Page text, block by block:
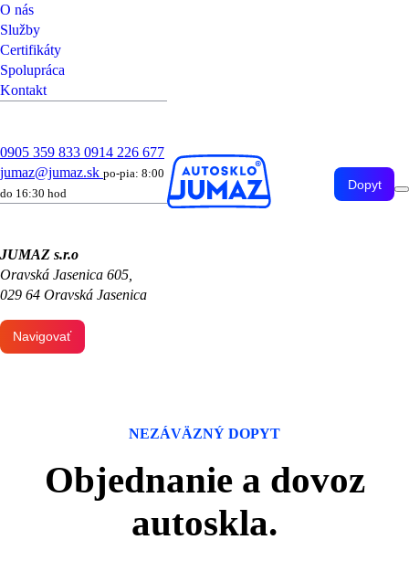
O nás
Služby
Certifikáty
Spolupráca
Kontakt
0905 359 833 0914 226 677
jumaz@jumaz.sk po-pia: 8:00
do 16:30 hod
JUMAZ s.r.o
Oravská Jasenica 605,
029 64 Oravská Jasenica
Navigovať
Dopyt
NEZÁVÄZNÝ DOPYT
Objednanie a dovoz
autoskla.